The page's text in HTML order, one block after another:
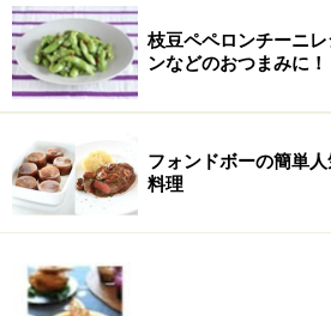
します。 袋の口をしっかりもち、
※これで粉をふるう代わりとしま
枝豆ペペロンチーニ
ンなどのおつまみに！
フォンドボーの簡単
料理